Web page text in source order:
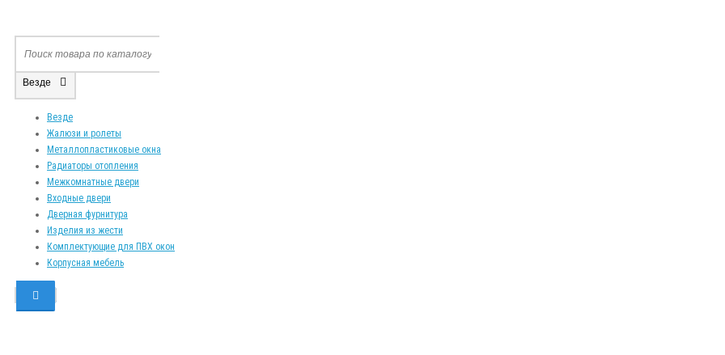
Везде
Везде
Жалюзи и ролеты
Металлопластиковые окна
Радиаторы отопления
Межкомнатные двери
Входные двери
Дверная фурнитура
Изделия из жести
Комплектующие для ПВХ окон
Корпусная мебель